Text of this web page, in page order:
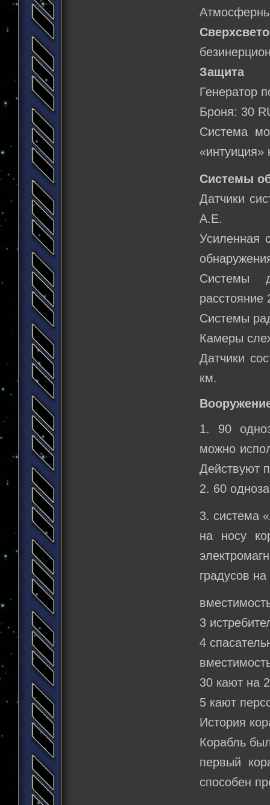
Защита
Генератор
Броня: 30
Система
«интуиция»
Системы
Датчики
А.Е.
Усиленная
Системы
расстояние
Системы
Камеры
Датчики
км.
1. 90
можно
Действуют
2. 60
3. система
на носу
градусов
3
4
30 кают на
5 кают
История
Корабль
первый
способен